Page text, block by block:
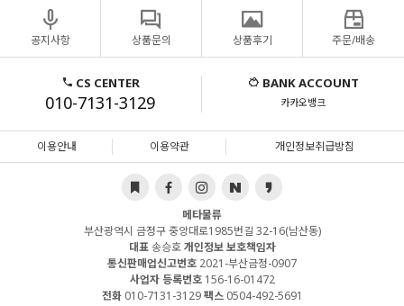
공지사항 상품문의 상품후기 주문/배송
CS CENTER
010-7131-3129
BANK ACCOUNT
카카오뱅크
이용안내 이용약관 개인정보취급방침
메타물류
부산광역시 금정구 중앙대로1985번길 32-16(남산동)
대표송승호개인정보 보호책임자
통신판매업신고번호 2021-부산금정-0907
사업자 등록번호156-16-01472
전화010-7131-3129팩스0504-492-5691